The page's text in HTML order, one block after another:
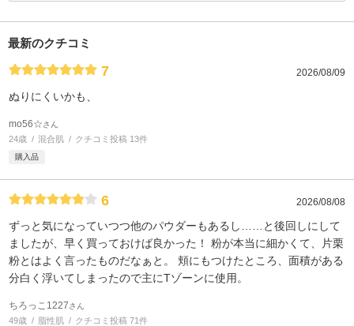
最新のクチコミ
7 2026/08/09
ぬりにくいかも、
mo56☆さん
24歳 混合肌 クチコミ投稿 13件
購入品
6 2026/08/08
ずっと気になっていつつ他のパウダーもあるし……と後回しにして
ましたが、早く買っておけば良かった！ 粉が本当に細かくて、片栗
粉とはよく言ったものだなぁと。 頬にもつけたところ、面積がある
分白く浮いてしまったので主にTゾーンに使用。
ちろっこ1227さん
49歳 脂性肌 クチコミ投稿 71件